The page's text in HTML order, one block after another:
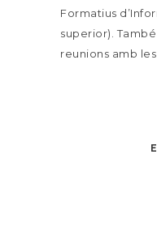
Formatius
superior).
reunions amb les